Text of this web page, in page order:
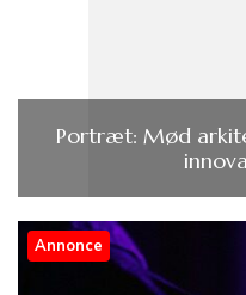
Portræt: Mød
Annonce